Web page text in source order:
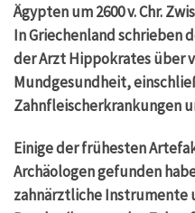
Ägypten um 2600 v. Chr.
In Griechenland schrieben
der Arzt Hippokrates über
Mundgesundheit,
Zahnfleischerkrankungen
Einige der frühesten
Archäologen gefunden
zahnärztliche Instrumente